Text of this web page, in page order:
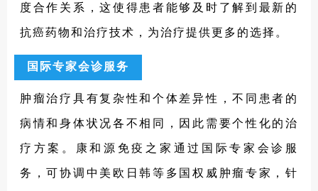
ng-lymphocyte-therapies-personal-
powerful-with-possibilities-for-
improvement
8.https://ehoonline.biomedcentral.com/artic
les/10.1186/s40164-025-00711-x
度合作关系，这使得患者能够及时了解到最新的
抗癌药物和治疗技术，为治疗提供更多的选择。
国际专家会诊服务
肿瘤治疗具有复杂性和个体差异性，不同患者的
病情和身体状况各不相同，因此需要个性化的治
疗方案。康和源免疫之家通过国际专家会诊服
务，可协调中美欧日韩等多国权威肿瘤专家，针